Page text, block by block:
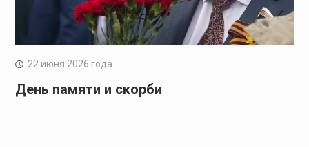
22 июня 2026 года
День памяти и скорби